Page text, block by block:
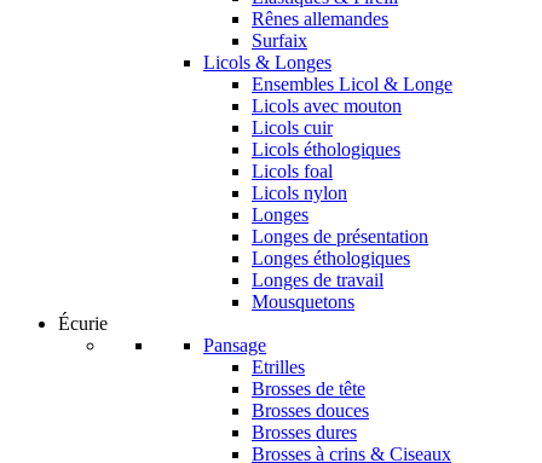
Rênes allemandes
Surfaix
Licols & Longes
Ensembles Licol & Longe
Licols avec mouton
Licols cuir
Licols éthologiques
Licols foal
Licols nylon
Longes
Longes de présentation
Longes éthologiques
Longes de travail
Mousquetons
Écurie
Pansage
Etrilles
Brosses de tête
Brosses douces
Brosses dures
Brosses à crins & Ciseaux